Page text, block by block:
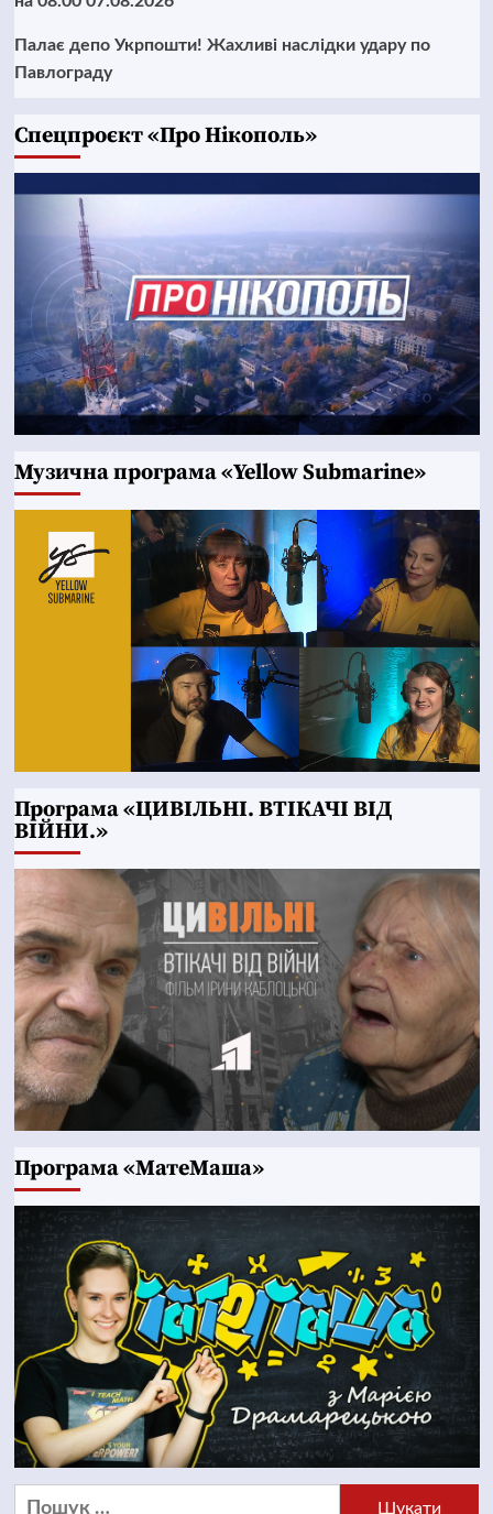
Палає депо Укрпошти! Жахливі наслідки удару по
Павлограду
Cпецпроєкт «Про Нікополь»
Музична програма «Yellow Submarine»
Програма «ЦИВІЛЬНІ. ВТІКАЧІ ВІД
ВІЙНИ.»
Програма «МатеМаша»
Пошук: